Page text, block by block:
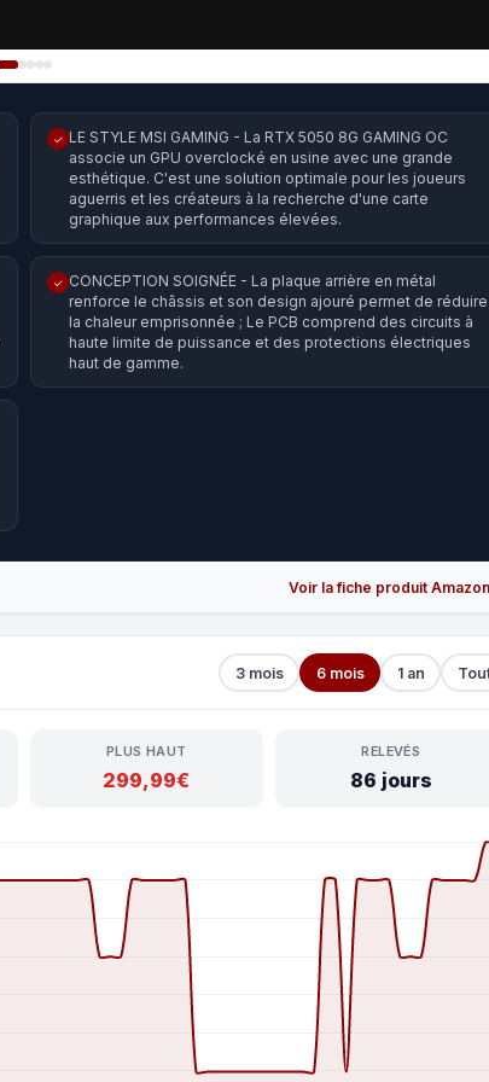
✓ LE STYLE MSI GAMING - La RTX 5050 8G GAMING OC
associe un GPU overclocké en usine avec une grande
esthétique. C'est une solution optimale pour les joueurs
aguerris et les créateurs à la recherche d'une carte
graphique aux performances élevées.
✓ CONCEPTION SOIGNÉE - La plaque arrière en métal
renforce le châssis et son design ajouré permet de réduire
la chaleur emprisonnée ; Le PCB comprend des circuits à
haute limite de puissance et des protections électriques
haut de gamme.
Voir la fiche produit
3 mois 6 mois 1 an
PLUS HAUT
299,99€
RELEVÉS
86 jours